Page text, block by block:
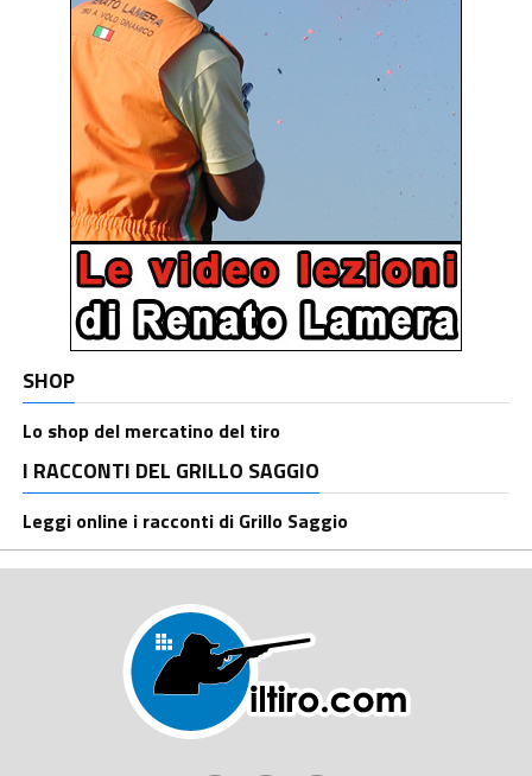
SHOP
Lo shop del mercatino del tiro
I RACCONTI DEL GRILLO SAGGIO
Leggi online i racconti di Grillo Saggio